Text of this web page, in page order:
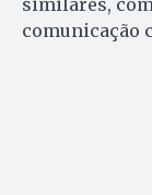
similares,
comunicação